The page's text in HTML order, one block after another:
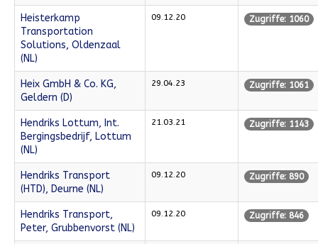
Heisterkamp
Transportation
Solutions, Oldenzaal
(NL)
09.12.20 Zugriffe: 1060
Heix GmbH & Co. KG,
Geldern (D)
29.04.23 Zugriffe: 1061
Hendriks Lottum, Int.
Bergingsbedrijf, Lottum
(NL)
21.03.21 Zugriffe: 1143
Hendriks Transport
(HTD), Deurne (NL)
09.12.20 Zugriffe: 890
Hendriks Transport,
Peter, Grubbenvorst (NL)
09.12.20 Zugriffe: 846